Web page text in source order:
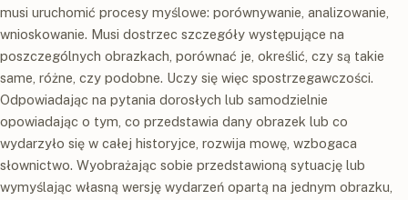
musi uruchomić procesy myślowe: porównywanie, analizowanie,
wnioskowanie. Musi dostrzec szczegóły występujące na
poszczególnych obrazkach, porównać je, określić, czy są takie
same, różne, czy podobne. Uczy się więc spostrzegawczości.
Odpowiadając na pytania dorosłych lub samodzielnie
opowiadając o tym, co przedstawia dany obrazek lub co
wydarzyło się w całej historyjce, rozwija mowę, wzbogaca
słownictwo. Wyobrażając sobie przedstawioną sytuację lub
wymyślając własną wersję wydarzeń opartą na jednym obrazku,